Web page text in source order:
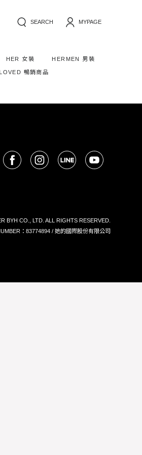
SEARCH MYPAGE
HER 女裝 HERMEN 男裝
暢銷商品
BYH CO., LTD. ALL RIGHTS RESERVED.
：83774894 / 她的國際股份有限公司